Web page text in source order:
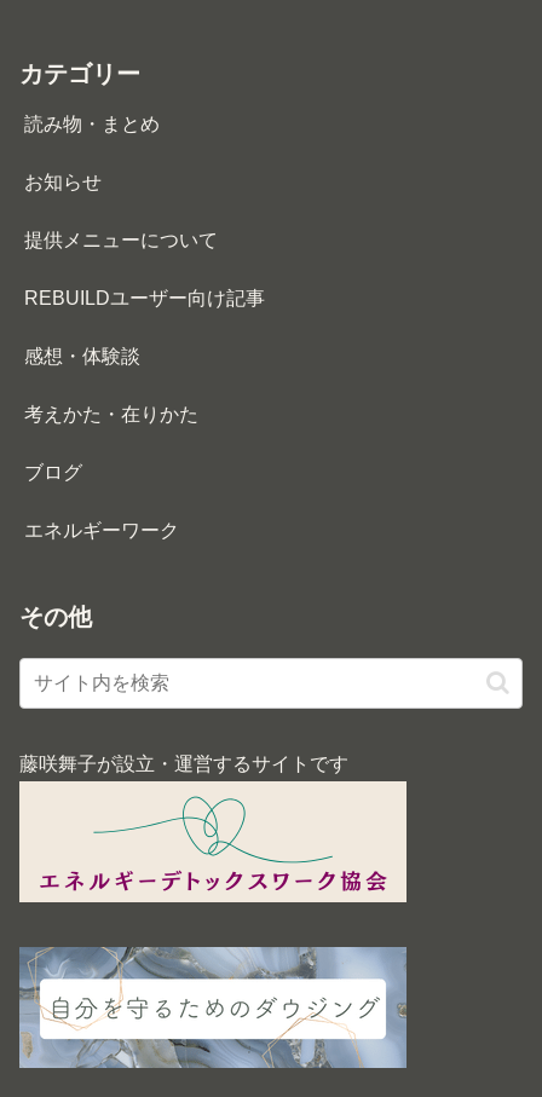
カテゴリー
読み物・まとめ
お知らせ
提供メニューについて
REBUILDユーザー向け記事
感想・体験談
考えかた・在りかた
ブログ
エネルギーワーク
その他
藤咲舞子が設立・運営するサイトです